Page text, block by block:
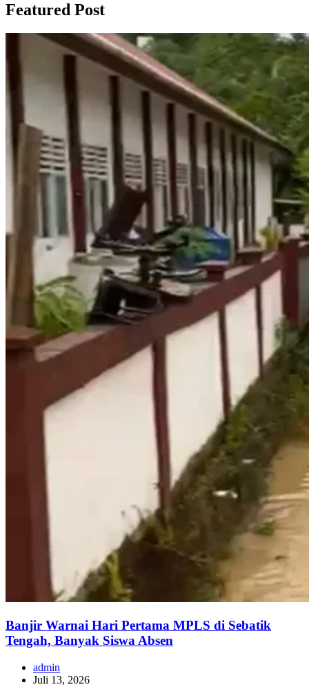
Featured Post
Banjir Warnai Hari Pertama MPLS di Sebatik
Tengah, Banyak Siswa Absen
admin
Juli 13, 2026